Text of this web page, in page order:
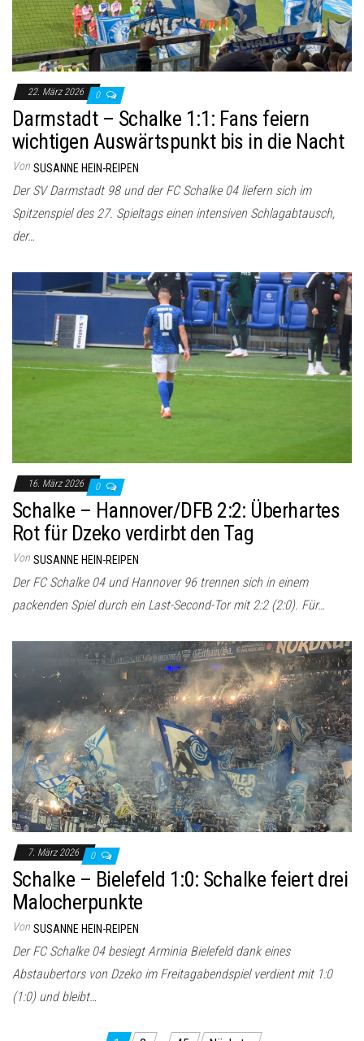
22. März 2026 0
Darmstadt – Schalke 1:1: Fans feiern
wichtigen Auswärtspunkt bis in die Nacht
Von SUSANNE HEIN-REIPEN
Der SV Darmstadt 98 und der FC Schalke 04 liefern sich im
Spitzenspiel des 27. Spieltags einen intensiven Schlagabtausch,
der…
16. März 2026 0
Schalke – Hannover/DFB 2:2: Überhartes
Rot für Dzeko verdirbt den Tag
Von SUSANNE HEIN-REIPEN
Der FC Schalke 04 und Hannover 96 trennen sich in einem
packenden Spiel durch ein Last-Second-Tor mit 2:2 (2:0). Für…
7. März 2026 0
Schalke – Bielefeld 1:0: Schalke feiert drei
Malocherpunkte
Von SUSANNE HEIN-REIPEN
Der FC Schalke 04 besiegt Arminia Bielefeld dank eines
Abstaubertors von Dzeko im Freitagabendspiel verdient mit 1:0
(1:0) und bleibt…